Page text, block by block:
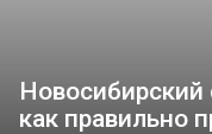
Новосибирский
как правильно